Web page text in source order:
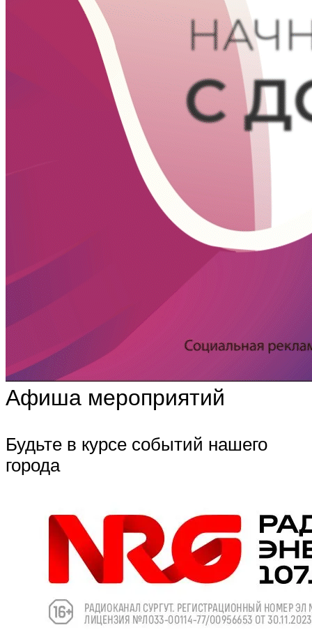
Афиша мероприятий
Будьте в курсе событий нашего
города